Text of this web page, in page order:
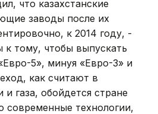
что казахстанские
заводы после их
к 2014 году, -
тому, чтобы выпускать
5», минуя «Евро-3» и
как считают в
газа, обойдется стране
современные технологии,